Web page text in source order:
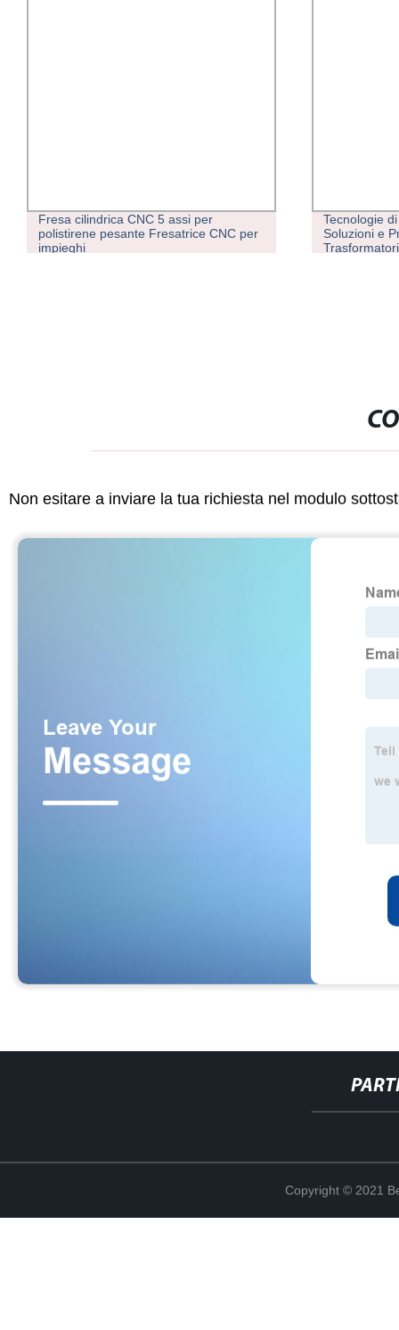
Fresa cilindrica CNC 5 assi per
polistirene pesante Fresatrice CNC per
impieghi
Tecnologie
Soluzioni e
Trasformatori
Non esitare a inviare la tua richiesta nel modulo
Copyright © 2021